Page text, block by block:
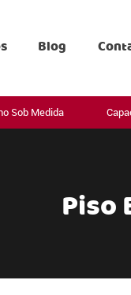
Blog
Sob Medida
Piso